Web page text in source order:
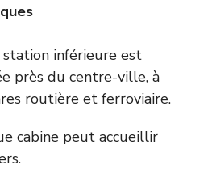
station inférieure est
près du centre-ville, à
routière et ferroviaire.
cabine peut accueillir